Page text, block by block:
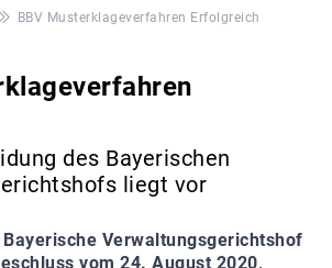
BBV Musterklageverfahren Erfolgreich
des Bayerischen
liegt vor
Bayerische Verwaltungsgerichtshof
vom 24. August 2020,